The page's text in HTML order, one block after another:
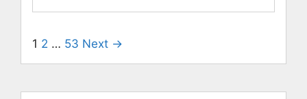
1 2 … 53 Next →